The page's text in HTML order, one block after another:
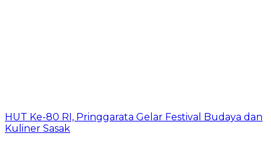
HUT Ke-80 RI, Pringgarata Gelar Festival Budaya dan
Kuliner Sasak